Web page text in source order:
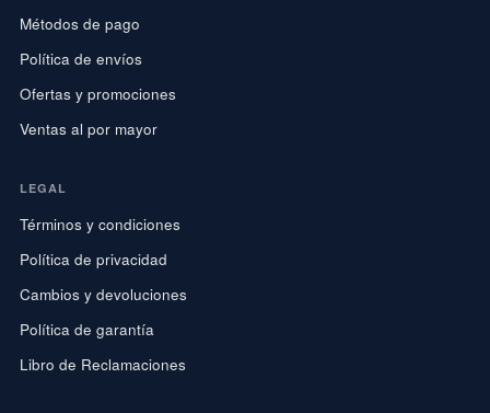
Métodos de pago
Política de envíos
Ofertas y promociones
Ventas al por mayor
LEGAL
Términos y condiciones
Política de privacidad
Cambios y devoluciones
Política de garantía
Libro de Reclamaciones